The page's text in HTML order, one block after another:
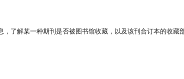
了解某一种期刊是否被图书馆收藏，以及该刊合订本的收藏